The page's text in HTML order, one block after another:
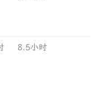
8.5小时